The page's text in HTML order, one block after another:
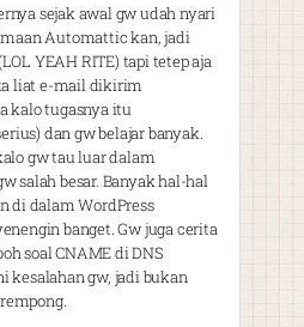
sejak awal gw udah nyari
Automattic kan, jadi
YEAH RITE) tapi tetep aja
liat e-mail dikirim
kalo tugasnya itu
dan gw belajar banyak.
gw tau luar dalam
salah besar. Banyak hal-hal
di dalam WordPress
banget. Gw juga cerita
soal CNAME di DNS
kesalahan gw, jadi bukan